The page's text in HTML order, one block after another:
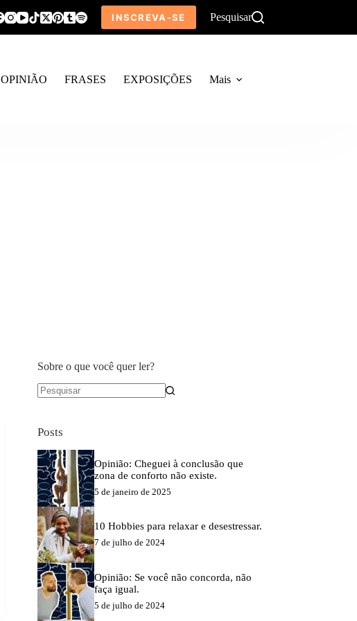
INSCREVA-SE Pesquisar
OPINIÃO FRASES EXPOSIÇÕES Mais
Sobre o que você quer ler?
Posts
Opinião: Cheguei à conclusão que
zona de conforto não existe.
5 de janeiro de 2025
10 Hobbies para relaxar e desestressar.
7 de julho de 2024
Opinião: Se você não concorda, não
faça igual.
5 de julho de 2024